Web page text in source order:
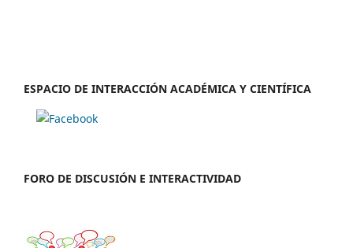
ESPACIO DE INTERACCIÓN ACADÉMICA Y CIENTÍFICA
FORO DE DISCUSIÓN E INTERACTIVIDAD